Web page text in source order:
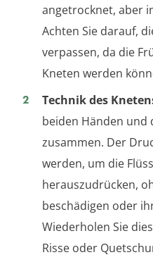
angetrocknet, aber
Achten Sie darauf,
verpassen, da die
Kneten werden
Technik des
beiden Händen und
zusammen. Der
werden, um die
herauszudrücken,
beschädigen oder
Wiederholen Sie
Risse oder